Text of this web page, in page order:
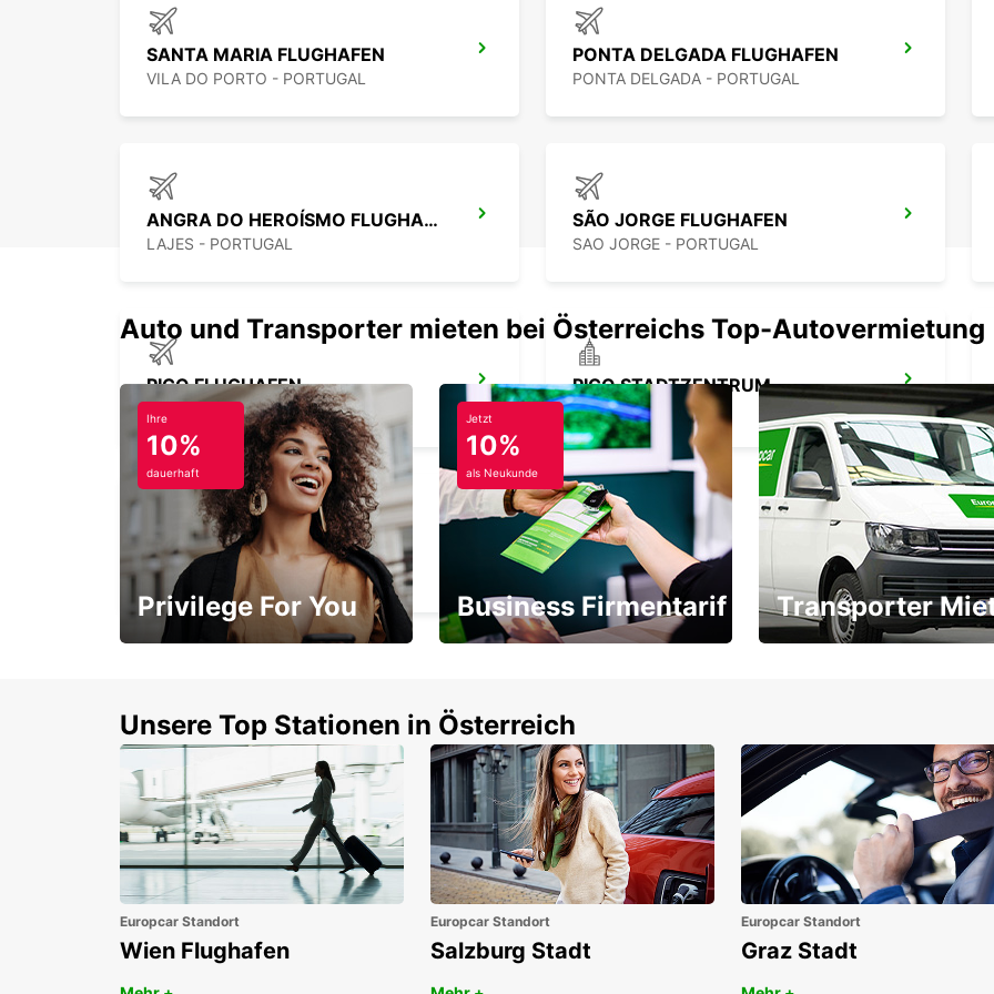
SANTA MARIA FLUGHAFEN
VILA DO PORTO - PORTUGAL
PONTA DELGADA FLUGHAFEN
PONTA DELGADA - PORTUGAL
ANGRA DO HEROÍSMO FLUGHAFEN
LAJES - PORTUGAL
SÃO JORGE FLUGHAFEN
SAO JORGE - PORTUGAL
PICO FLUGHAFEN
PICO - PORTUGAL
PICO STADTZENTRUM
PICO - PORTUGAL
HORTA HAFENTERMINAL
HORTA - PORTUGAL
Auto und Transporter mieten bei Österreichs Top-Autovermietung
Ihre
10%
dauerhaft
Privilege For You
Jetzt
10%
als Neukunde
Business Firmentarif Transporter
Unsere Top Stationen in Österreich
Europcar Standort
Wien Flughafen
Europcar Standort
Salzburg Stadt
Europcar Standort
Graz Stadt